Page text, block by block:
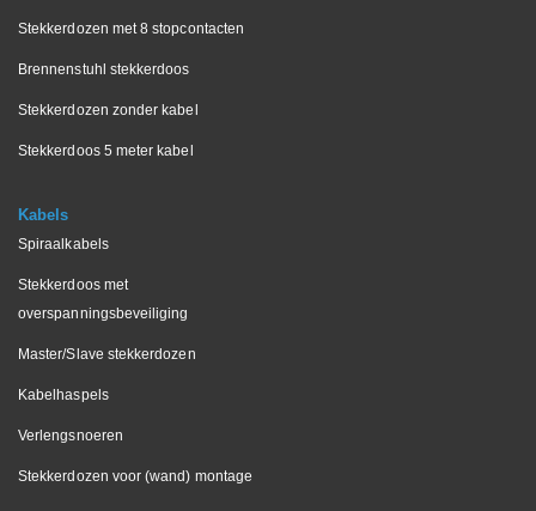
Stekkerdozen met 8 stopcontacten
Brennenstuhl stekkerdoos
Stekkerdozen zonder kabel
Stekkerdoos 5 meter kabel
Kabels
Spiraalkabels
Stekkerdoos met
overspanningsbeveiliging
Master/Slave stekkerdozen
Kabelhaspels
Verlengsnoeren
Stekkerdozen voor (wand) montage